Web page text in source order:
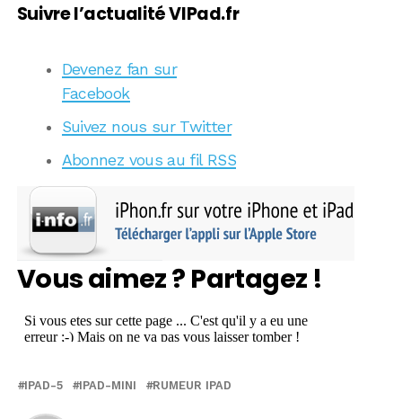
Suivre l’actualité VIPad.fr
Devenez fan sur
Facebook
Suivez nous sur Twitter
Abonnez vous au fil RSS
Vous aimez ? Partagez !
IPAD-5 IPAD-MINI RUMEUR IPAD